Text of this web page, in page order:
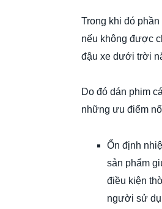
Trong khi đó
nếu không được
đậu xe dưới trời
Do đó dán phim
những ưu điểm
Ổn định
sản phẩm
điều kiện
người sử